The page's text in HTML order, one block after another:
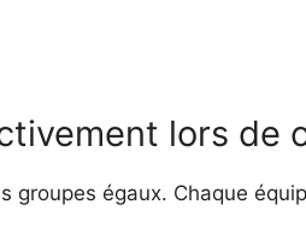
lors de
égaux. Chaque